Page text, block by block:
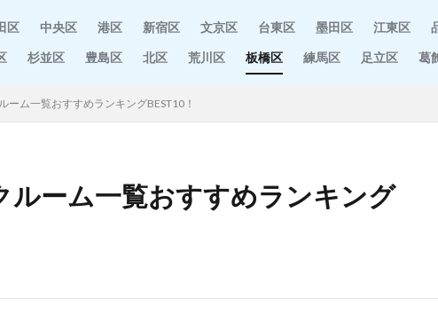
区 中央区 港区 新宿区 文京区 台東区 墨田区 江東区
杉並区 豊島区 北区 荒川区 板橋区 練馬区 足立区 葛
ーム一覧おすすめランキングBEST10！
ルーム一覧おすすめランキング